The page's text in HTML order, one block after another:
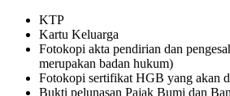
KTP
Kartu Keluarga
Fotokopi akta pendirian dan
merupakan badan hukum)
Fotokopi sertifikat HGB yang akan
Bukti pelunasan Pajak Bumi dan